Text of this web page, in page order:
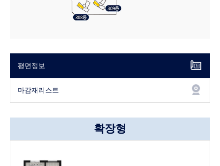
평면정보
마감재리스트
확장형